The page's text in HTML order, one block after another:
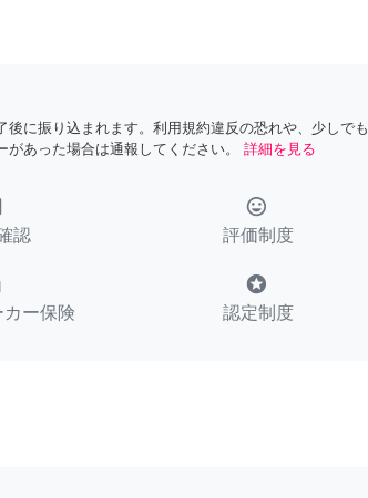
に振り込まれます。利用規約違反の恐れや、少しでも
あった場合は通報してください。
詳細を見る
認
tag_faces
評価制度
カー保険
stars
認定制度